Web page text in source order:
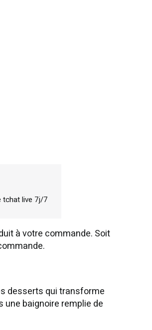
tchat live 7j/7
à votre commande. Soit
desserts qui transforme
une baignoire remplie de